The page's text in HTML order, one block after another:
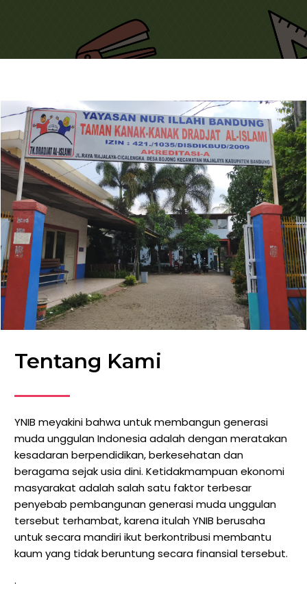
Tentang Kami
YNIB meyakini bahwa untuk membangun generasi
muda unggulan Indonesia adalah dengan meratakan
kesadaran berpendidikan, berkesehatan dan
beragama sejak usia dini. Ketidakmampuan ekonomi
masyarakat adalah salah satu faktor terbesar
penyebab pembangunan generasi muda unggulan
tersebut terhambat, karena itulah YNIB berusaha
untuk secara mandiri ikut berkontribusi membantu
kaum yang tidak beruntung secara finansial tersebut.
.